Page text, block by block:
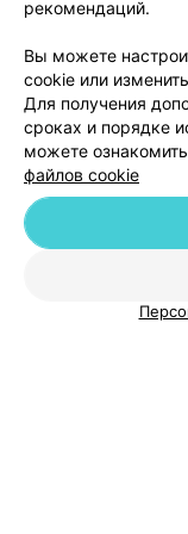
О проекте
рекомендаций.
Вы можете
cookie или
Для получения
сроках и порядке
можете
файлов cookie